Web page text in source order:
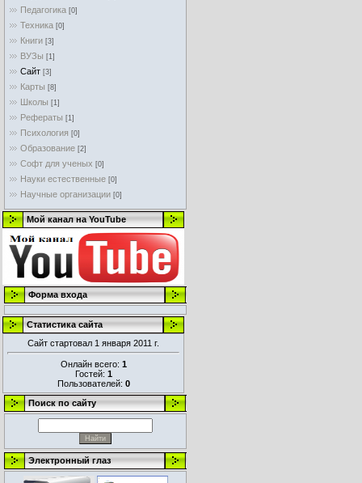
Педагогика [0]
Техника [0]
Книги [3]
ВУЗы [1]
Сайт [3]
Карты [8]
Школы [1]
Рефераты [1]
Психология [0]
Образование [2]
Софт для ученых [0]
Науки естественные [0]
Научные организации [0]
Мой канал на YouTube
Форма входа
Статистика сайта
Сайт стартовал 1 января 2011 г.
Онлайн всего: 1
Гостей: 1
Пользователей: 0
Поиск по сайту
Электронный глаз